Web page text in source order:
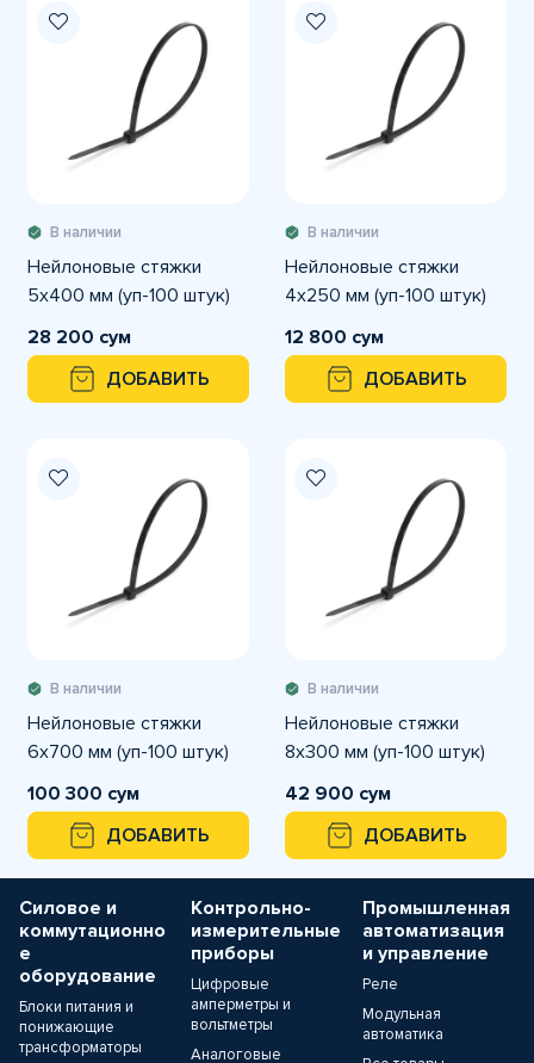
В наличии
Нейлоновые стяжки
5х400 мм (уп-100 штук)
28 200 сум
ДОБАВИТЬ
В наличии
Нейлоновые стяжки
4х250 мм (уп-100 штук)
12 800 сум
ДОБАВИТЬ
В наличии
Нейлоновые стяжки
6х700 мм (уп-100 штук)
100 300 сум
ДОБАВИТЬ
В наличии
Нейлоновые стяжки
8х300 мм (уп-100 штук)
42 900 сум
ДОБАВИТЬ
Силовое и
коммутационно
е
оборудование
Блоки питания и
понижающие
трансформаторы
Контрольно-
измерительные
приборы
Цифровые
амперметры и
вольтметры
Аналоговые
Промышленная
автоматизация
и управление
Реле
Модульная
автоматика